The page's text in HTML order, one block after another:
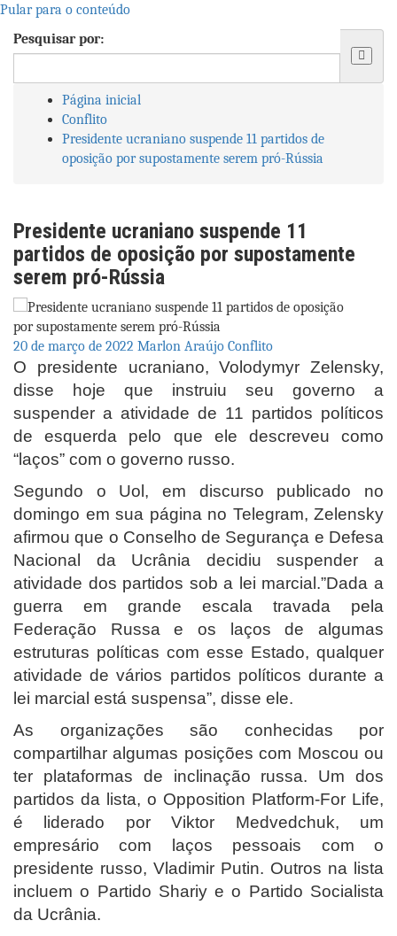
Pular para o conteúdo
Pesquisar por:
Página inicial
Conflito
Presidente ucraniano suspende 11 partidos de
oposição por supostamente serem pró-Rússia
Presidente ucraniano suspende 11
partidos de oposição por supostamente
serem pró-Rússia
20 de março de 2022 Marlon Araújo Conflito
O presidente ucraniano, Volodymyr Zelensky,
disse hoje que instruiu seu governo a
suspender a atividade de 11 partidos políticos
de esquerda pelo que ele descreveu como
“laços” com o governo russo.
Segundo o Uol, em discurso publicado no
domingo em sua página no Telegram, Zelensky
afirmou que o Conselho de Segurança e Defesa
Nacional da Ucrânia decidiu suspender a
atividade dos partidos sob a lei marcial.”Dada a
guerra em grande escala travada pela
Federação Russa e os laços de algumas
estruturas políticas com esse Estado, qualquer
atividade de vários partidos políticos durante a
lei marcial está suspensa”, disse ele.
As organizações são conhecidas por
compartilhar algumas posições com Moscou ou
ter plataformas de inclinação russa. Um dos
partidos da lista, o Opposition Platform-For Life,
é liderado por Viktor Medvedchuk, um
empresário com laços pessoais com o
presidente russo, Vladimir Putin. Outros na lista
incluem o Partido Shariy e o Partido Socialista
da Ucrânia.